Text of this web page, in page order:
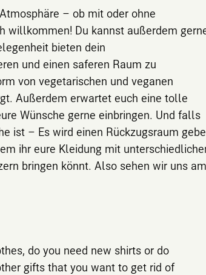
– ob mit oder ohne
willkommen! Du kannst außerdem
bieten dein
und einen saferen Raum zu
von vegetarischen und veganen
Außerdem erwartet euch eine tolle
Wünsche gerne einbringen. Und falls
ist – Es wird einen Rückzugsraum
ihr eure Kleidung mit
bringen könnt. Also sehen wir uns am
do you need new shirts or do
gifts that you want to get rid of